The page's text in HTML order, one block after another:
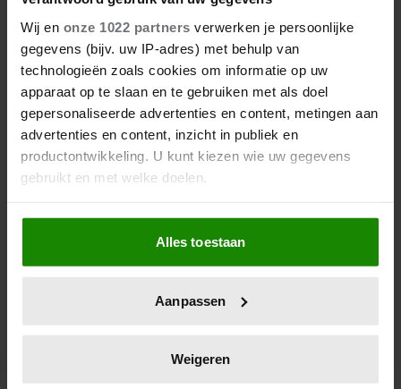
Wij en onze 1022 partners verwerken je persoonlijke
gegevens (bijv. uw IP-adres) met behulp van
technologieën zoals cookies om informatie op uw
apparaat op te slaan en te gebruiken met als doel
gepersonaliseerde advertenties en content, metingen aan
advertenties en content, inzicht in publiek en
productontwikkeling. U kunt kiezen wie uw gegevens
gebruikt en met welke doelen.
Als u het toestaat, willen we ook graag:
Informatie verzamelen over uw geografische
locatie, die tot een paar meter nauwkeurig kan zijn
scannen op specifieke eigenschappen (fingerprinting)
verwerkt en stel uw voorkeuren in het
Alles toestaan
Aanpassen
Weigeren
Kun jij moeilijk dingen